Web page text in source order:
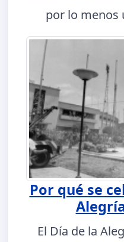
por lo menos
Por qué se
El Día de la